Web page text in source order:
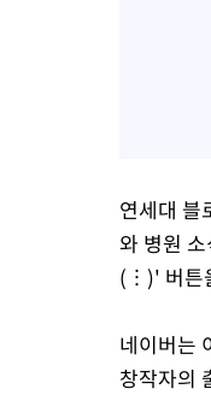
연세대 블
와 병원
(︙)' 버튼
네이버는
창작자의